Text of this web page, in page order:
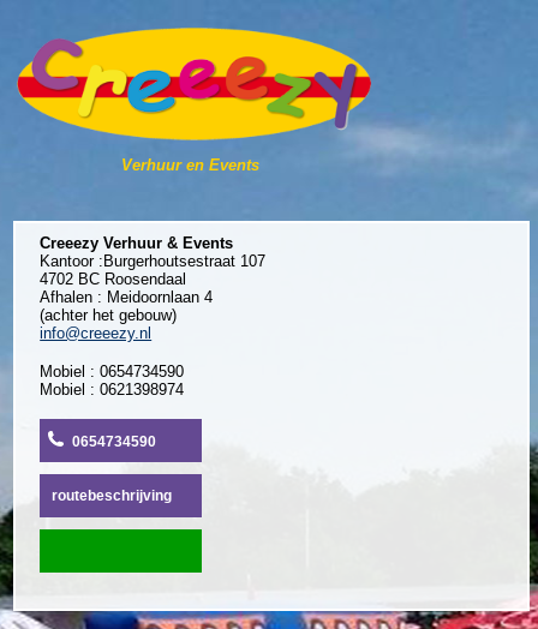
Verhuur en Events
Creeezy Verhuur & Events
Kantoor :Burgerhoutsestraat 107
4702 BC Roosendaal
Afhalen : Meidoornlaan 4
(achter het gebouw)
info@creeezy.nl
Mobiel : 0654734590
Mobiel : 0621398974
0654734590
routebeschrijving